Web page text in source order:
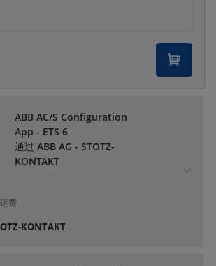
ABB AC/S Configuration
App - ETS 6
通过 ABB AG - STOTZ-
KONTAKT
费
KONTAKT